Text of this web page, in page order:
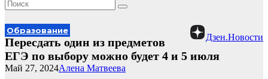
Дзен.Новости
Образование
Пересдать один из предметов
ЕГЭ по выбору можно будет 4 и 5 июля
Алена Матвеева
Май 27, 2024